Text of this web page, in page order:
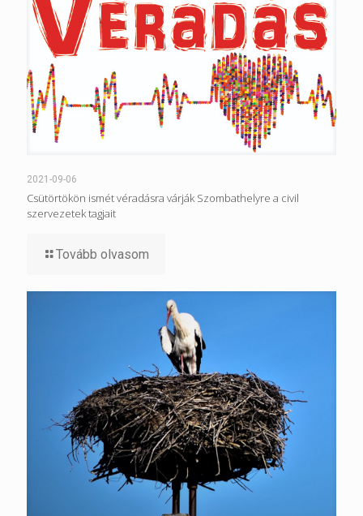
2021-09-06
Csütörtökön ismét véradásra várják Szombathelyre a civil
szervezetek tagjait
Tovább olvasom